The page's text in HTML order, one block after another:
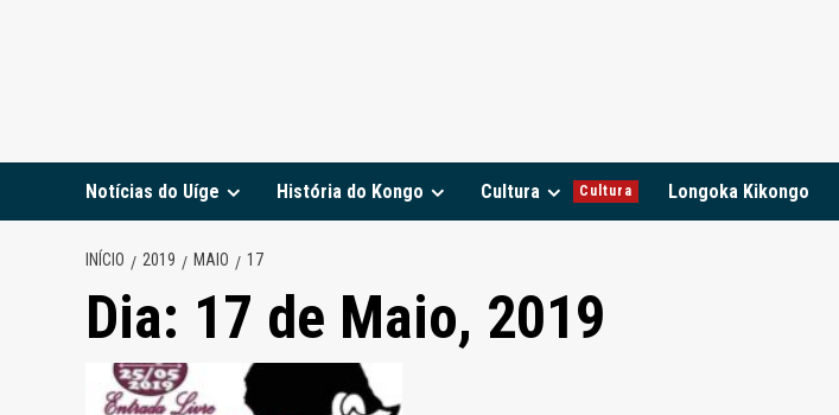
Notícias do Uíge História do Kongo Cultura Cultura Longoka Kikongo
INÍCIO 2019 MAIO 17
Dia: 17 de Maio, 2019